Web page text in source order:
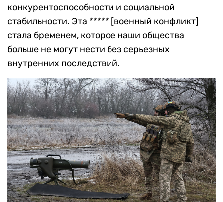
конкурентоспособности и социальной
стабильности. Эта ***** [военный конфликт]
стала бременем, которое наши общества
больше не могут нести без серьезных
внутренних последствий.